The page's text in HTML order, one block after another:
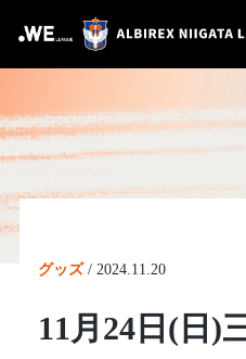
グッズ / 2024.11.20
11月24日(日)